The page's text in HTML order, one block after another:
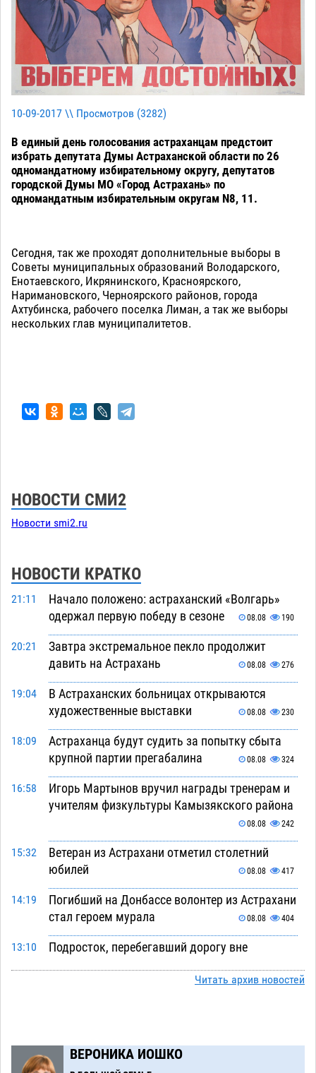
10-09-2017 \\ Просмотров (3282)
В единый день голосования астраханцам предстоит
избрать депутата Думы Астраханской области по 26
одномандатному избирательному округу, депутатов
городской Думы МО «Город Астрахань» по
одномандатным избирательным округам N8, 11.
Сегодня, так же проходят дополнительные выборы в
Советы муниципальных образований Володарского,
Енотаевского, Икрянинского, Красноярского,
Наримановского, Черноярского районов, города
Ахтубинска, рабочего поселка Лиман, а так же выборы
нескольких глав муниципалитетов.
НОВОСТИ СМИ2
Новости smi2.ru
НОВОСТИ КРАТКО
21:11
Начало положено: астраханский «Волгарь»
одержал первую победу в сезоне
08.08 190
20:21
Завтра экстремальное пекло продолжит
давить на Астрахань
08.08 276
19:04
В Астраханских больницах открываются
художественные выставки
08.08 230
18:09
Астраханца будут судить за попытку сбыта
крупной партии прегабалина
08.08 324
16:58
Игорь Мартынов вручил награды тренерам и
учителям физкультуры Камызякского района
08.08 242
15:32
Ветеран из Астрахани отметил столетний
юбилей
08.08 417
14:19
Погибший на Донбассе волонтер из Астрахани
стал героем мурала
08.08 404
13:10
Подросток, перебегавший дорогу вне
08.08 544
08.08 353
Читать архив новостей
ВЕРОНИКА ИОШКО